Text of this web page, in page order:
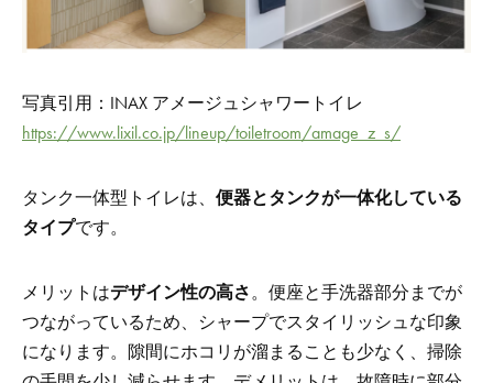
写真引用：INAX アメージュシャワートイレ
https://www.lixil.co.jp/lineup/toiletroom/amage_z_s/
タンク一体型トイレは、 便器とタンクが一体化している
タイプです。
メリットはデザイン性の高さ。便座と手洗器部分までが
つながっているため、シャープでスタイリッシュな印象
になります。隙間にホコリが溜まることも少なく、掃除